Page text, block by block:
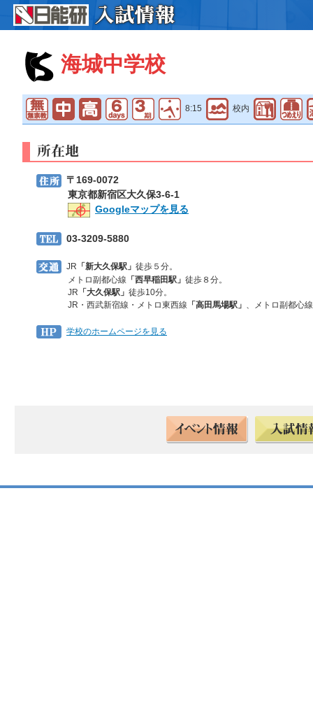
海城中学校
8:15 校内
〒169-0072
東京都新宿区大久保3-6-1
Googleマップを見る
03-3209-5880
JR 「新大久保駅」 徒歩５分。
メトロ副都心線 「西早稲田駅」 徒歩８分。
JR 「大久保駅」 徒歩10分。
JR・西武新宿線・メトロ東西線 「高田馬場駅」 、メトロ副都心
学校のホームページを見る